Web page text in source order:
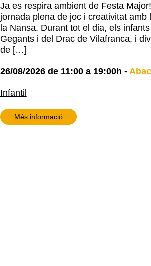
Ja es respira ambient de Festa
jornada plena de joc i creativitat
la Nansa. Durant tot el dia, els
Gegants i del Drac de Vilafranca, i
de […]
26/08/2026 de 11:00 a 19:00h -
Infantil
Més informació